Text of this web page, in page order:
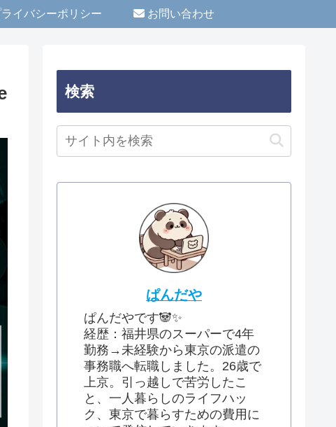
ライバシーポリシー お問い合わせ
検索
ぱんだや
ぱんだやです🐼✨
経歴：福井県のスーパーで4年
勤務→未経験から東京の派遣の
事務職へ転職しました。26歳で
上京。引っ越しで苦労したこ
と、一人暮らしのライフハッ
ク、東京で暮らすための費用に